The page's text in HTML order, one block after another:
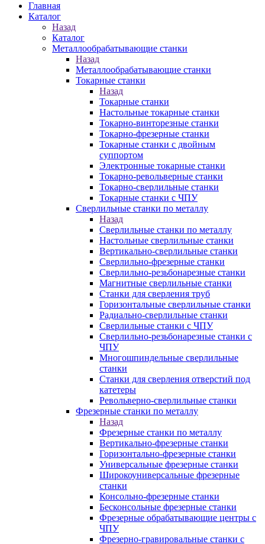
Главная
Каталог
Назад
Каталог
Металлообрабатывающие станки
Назад
Металлообрабатывающие станки
Токарные станки
Назад
Токарные станки
Настольные токарные станки
Токарно-винторезные станки
Токарно-фрезерные станки
Токарные станки с двойным
суппортом
Электронные токарные станки
Токарно-револьверные станки
Токарно-сверлильные станки
Токарные станки с ЧПУ
Сверлильные станки по металлу
Назад
Сверлильные станки по металлу
Настольные сверлильные станки
Вертикально-сверлильные станки
Сверлильно-фрезерные станки
Сверлильно-резьбонарезные станки
Магнитные сверлильные станки
Станки для сверления труб
Горизонтальные сверлильные станки
Радиально-сверлильные станки
Сверлильные станки с ЧПУ
Сверлильно-резьбонарезные станки с
ЧПУ
Многошпиндельные сверлильные
станки
Станки для сверления отверстий под
катетеры
Револьверно-сверлильные станки
Фрезерные станки по металлу
Назад
Фрезерные станки по металлу
Вертикально-фрезерные станки
Горизонтально-фрезерные станки
Универсальные фрезерные станки
Широкоуниверсальные фрезерные
станки
Консольно-фрезерные станки
Бесконсольные фрезерные станки
Фрезерные обрабатывающие центры с
ЧПУ
Фрезерно-гравировальные станки с